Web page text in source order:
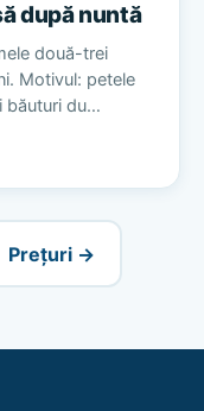
după nuntă
două-trei
Motivul: petele
băuturi du…
Prețuri →